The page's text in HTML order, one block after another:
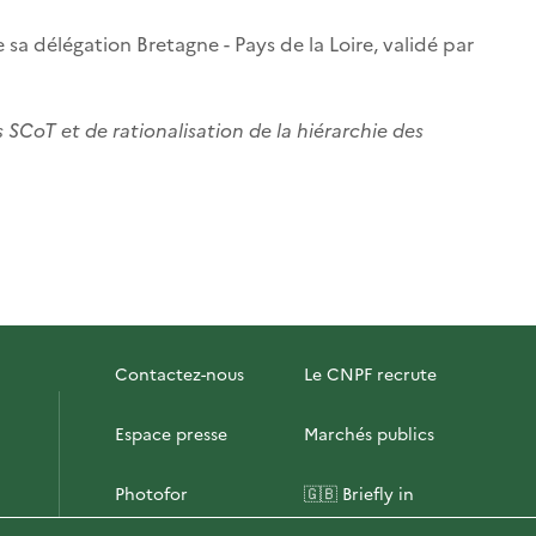
délégation Bretagne - Pays de la Loire, validé par
et de rationalisation de la hiérarchie des
Contactez-nous Le CNPF recrute
Espace presse Marchés publics
Photofor 🇬🇧 Briefly in